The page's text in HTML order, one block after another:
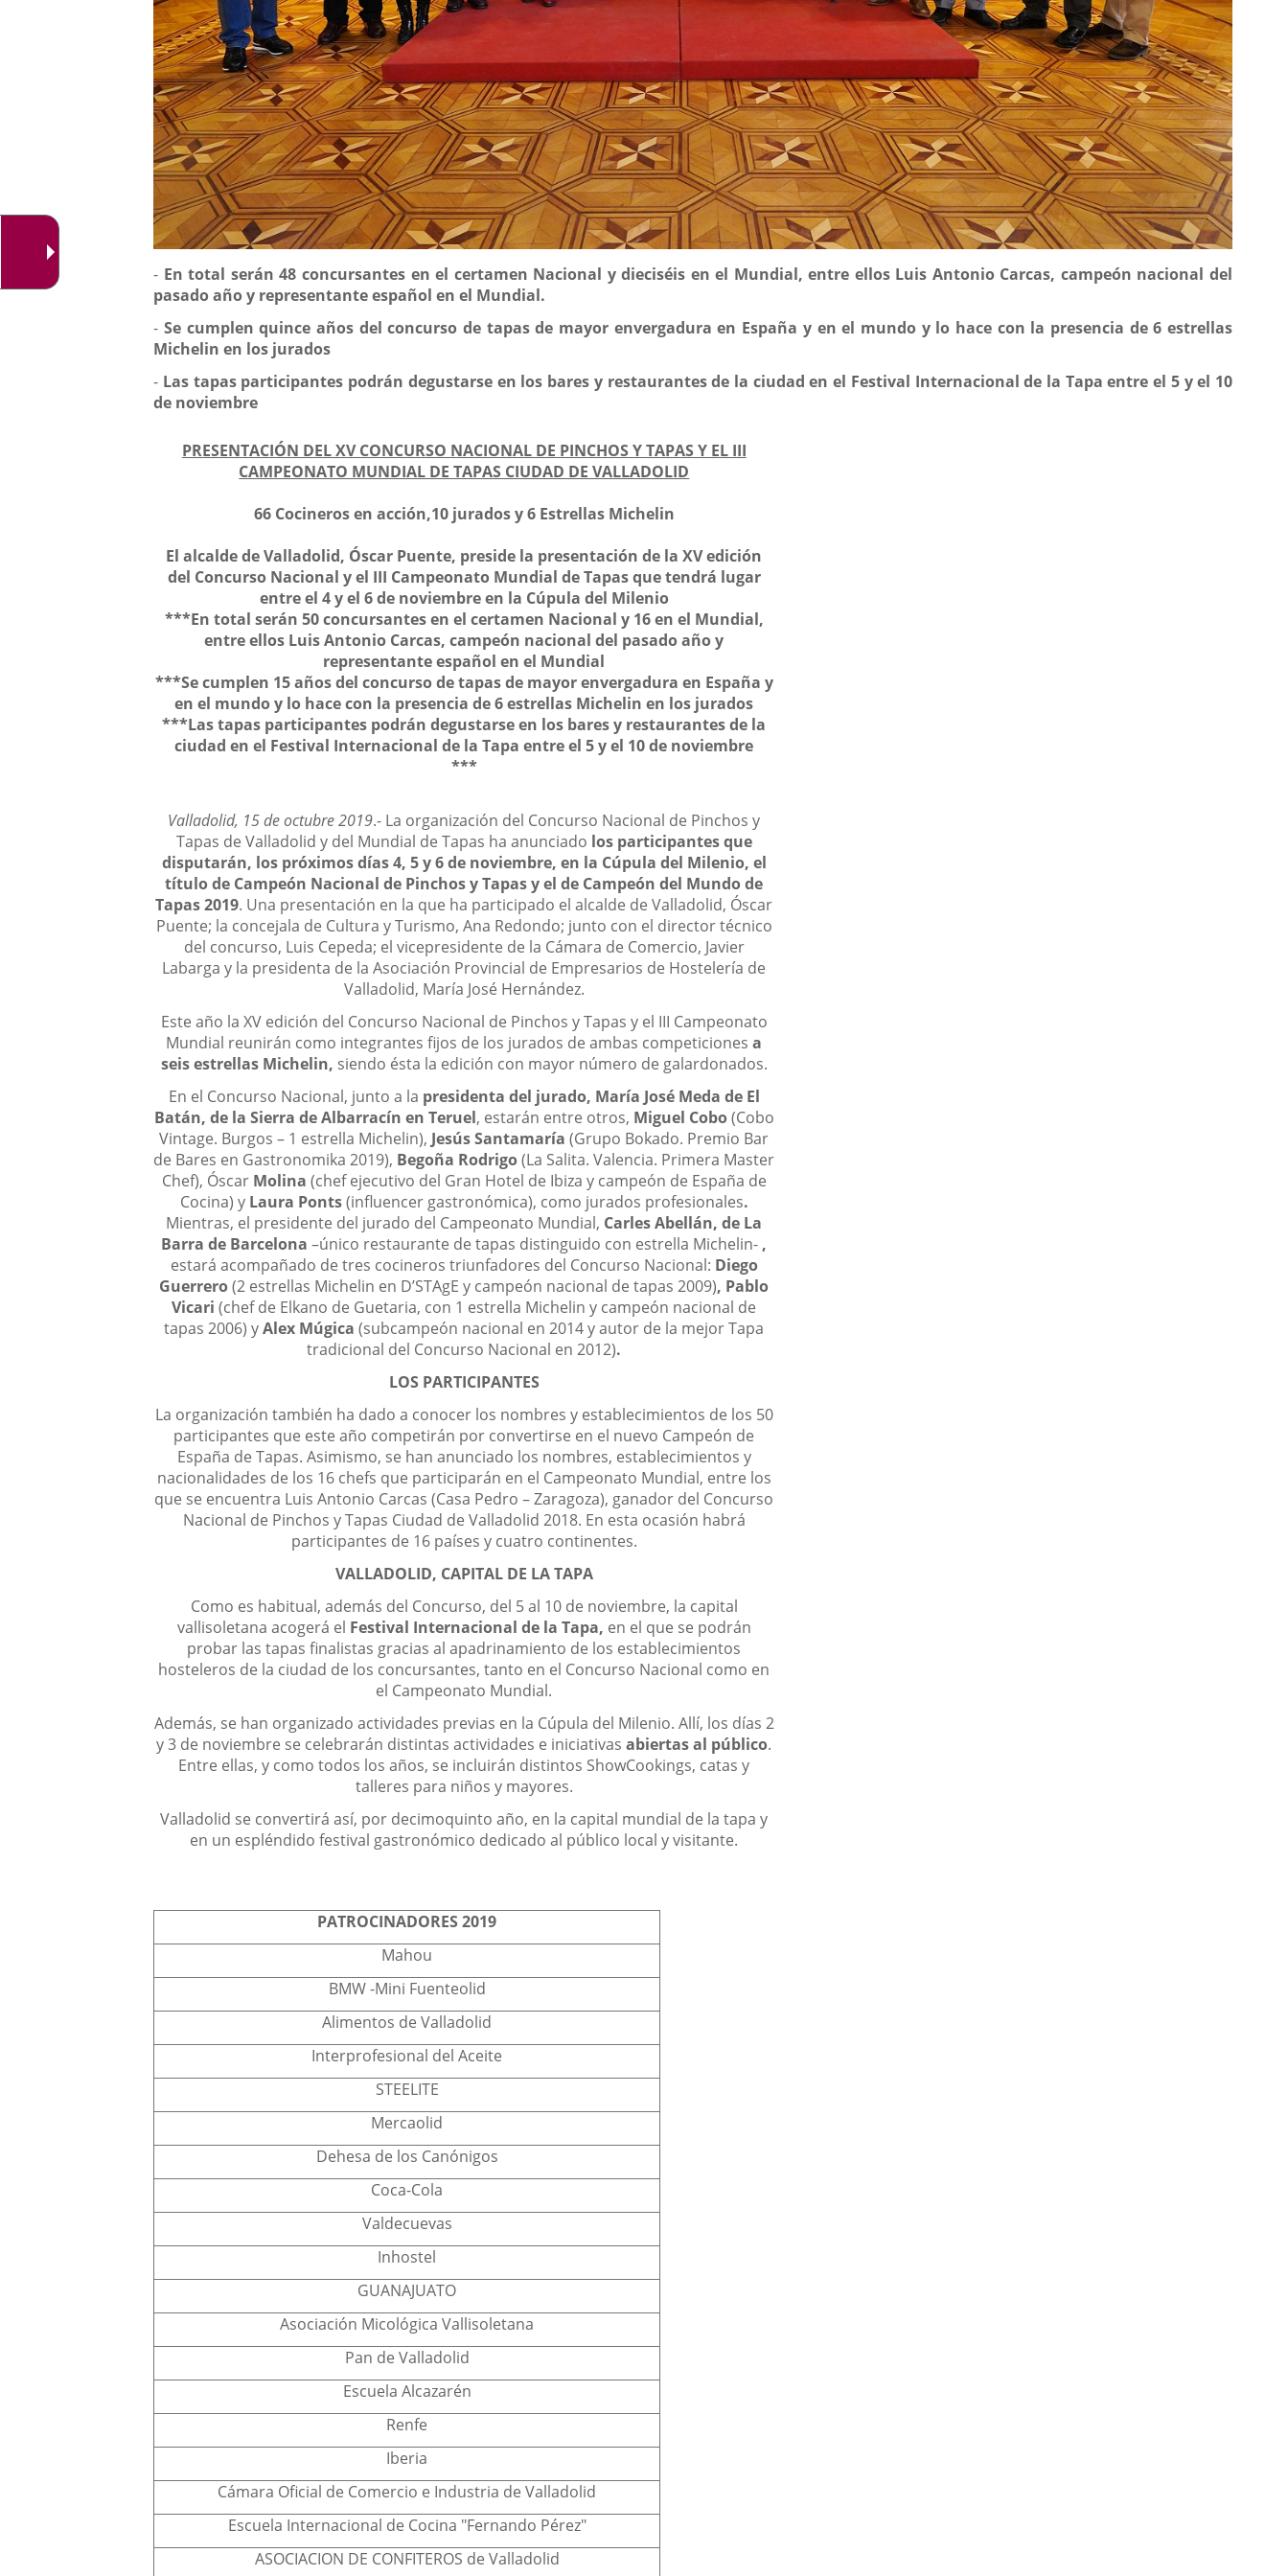
Descripción
- En total serán 48 concursantes en el certamen Nacional y dieciséis en el Mundial, entre ellos Luis Antonio Carcas, campeón nacional del
pasado año y representante español en el Mundial.
-Se cumplen quince años del concurso de tapas de mayor envergadura en España y en el mundo y lo hace con la presencia de 6 estrellas
Michelin en los jurados
- Las tapas participantes podrán degustarse en los bares y restaurantes de la ciudad en el Festival Internacional de la Tapa entre el 5 y el 10
de noviembre
PRESENTACIÓN DEL XV CONCURSO NACIONAL DE PINCHOS Y TAPAS Y EL III
CAMPEONATO MUNDIAL DE TAPAS CIUDAD DE VALLADOLID
66 Cocineros en acción,10 jurados y 6 Estrellas Michelin
El alcalde de Valladolid, Óscar Puente, preside la presentación de la XV edición
del Concurso Nacional y el III Campeonato Mundial de Tapas que tendrá lugar
entre el 4 y el 6 de noviembre en la Cúpula del Milenio
***En total serán 50 concursantes en el certamen Nacional y 16 en el Mundial,
entre ellos Luis Antonio Carcas, campeón nacional del pasado año y
representante español en el Mundial
***Se cumplen 15 años del concurso de tapas de mayor envergadura en España y
en el mundo y lo hace con la presencia de 6 estrellas Michelin en los jurados
***Las tapas participantes podrán degustarse en los bares y restaurantes de la
ciudad en el Festival Internacional de la Tapa entre el 5 y el 10 de noviembre
***
Valladolid, 15 de octubre 2019.- La organización del Concurso Nacional de Pinchos y
Tapas de Valladolid y del Mundial de Tapas ha anunciado los participantes que
disputarán, los próximos días 4, 5 y 6 de noviembre, en la Cúpula del Milenio, el
título de Campeón Nacional de Pinchos y Tapas y el de Campeón del Mundo de
Tapas 2019. Una presentación en la que ha participado el alcalde de Valladolid, Óscar
Puente; la concejala de Cultura y Turismo, Ana Redondo; junto con el director técnico
del concurso, Luis Cepeda; el vicepresidente de la Cámara de Comercio, Javier
Labarga y la presidenta de la Asociación Provincial de Empresarios de Hostelería de
Valladolid, María José Hernández.
Este año la XV edición del Concurso Nacional de Pinchos y Tapas y el III Campeonato
Mundial reunirán como integrantes fijos de los jurados de ambas competicionesa
seis estrellas Michelin, siendo ésta la edición con mayor número de galardonados.
En el Concurso Nacional, junto a la presidenta del jurado, María José Meda de El
Batán, de la Sierra de Albarracín en Teruel, estarán entre otros, Miguel Cobo(Cobo
Vintage. Burgos – 1 estrella Michelin), Jesús Santamaría (Grupo Bokado. Premio Bar
de Bares en Gastronomika 2019), Begoña Rodrigo(La Salita. Valencia. Primera Master
Chef), ÓscarMolina (chef ejecutivo del Gran Hotel de Ibiza y campeón de España de
Cocina) yLaura Ponts(influencer gastronómica), como jurados profesionales.
Mientras, el presidente del jurado del Campeonato Mundial, Carles Abellán, de La
Barra de Barcelona–único restaurante de tapas distinguido con estrella Michelin- ,
estará acompañado de tres cocineros triunfadores del Concurso Nacional: Diego
Guerrero(2 estrellas Michelin en D’STAgE y campeón nacional de tapas 2009), Pablo
Vicari (chef de Elkano de Guetaria, con 1 estrella Michelin y campeón nacional de
tapas 2006) yAlex Múgica (subcampeón nacional en 2014 y autor de la mejor Tapa
tradicional del Concurso Nacional en 2012).
LOS PARTICIPANTES
La organización también ha dado a conocer los nombres y establecimientos de los 50
participantes que este año competirán por convertirse en el nuevo Campeón de
España de Tapas. Asimismo, se han anunciado los nombres, establecimientos y
nacionalidades de los 16 chefs que participarán en el Campeonato Mundial, entre los
que se encuentra Luis Antonio Carcas (Casa Pedro – Zaragoza), ganador del Concurso
Nacional de Pinchos y Tapas Ciudad de Valladolid 2018. En esta ocasión habrá
participantes de 16 países y cuatro continentes.
VALLADOLID, CAPITAL DE LA TAPA
Como es habitual, además del Concurso, del 5 al 10 de noviembre, la capital
vallisoletana acogerá el Festival Internacional de la Tapa, en el que se podrán
probar las tapas finalistas gracias al apadrinamiento de los establecimientos
hosteleros de la ciudad de los concursantes, tanto en el Concurso Nacional como en
el Campeonato Mundial.
Además, se han organizado actividades previas en la Cúpula del Milenio. Allí, los días 2
y 3 de noviembre se celebrarán distintas actividades e iniciativasabiertas al público.
Entre ellas, y como todos los años, se incluirán distintos ShowCookings, catas y
talleres para niños y mayores.
Valladolid se convertirá así, por decimoquinto año, en la capital mundial de la tapa y
en un espléndido festival gastronómico dedicado al público local y visitante.
PATROCINADORES 2019
Mahou
BMW -Mini Fuenteolid
Alimentos de Valladolid
Interprofesional del Aceite
STEELITE
Mercaolid
Dehesa de los Canónigos
Coca-Cola
Valdecuevas
Inhostel
GUANAJUATO
Asociación Micológica Vallisoletana
Pan de Valladolid
Escuela Alcazarén
Renfe
Iberia
Cámara Oficial de Comercio e Industria de Valladolid
Escuela Internacional de Cocina "Fernando Pérez"
ASOCIACION DE CONFITEROS de Valladolid